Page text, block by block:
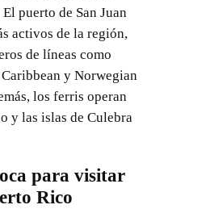
puerto de San Juan
activos de la región,
de líneas como
y Norwegian
los ferris operan
y las islas de Culebra
para visitar
Rico